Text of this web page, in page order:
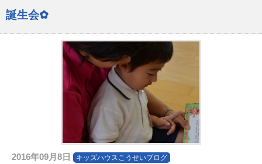
誕生会✿
2016年09月8日 キッズハウスこうせいブログ